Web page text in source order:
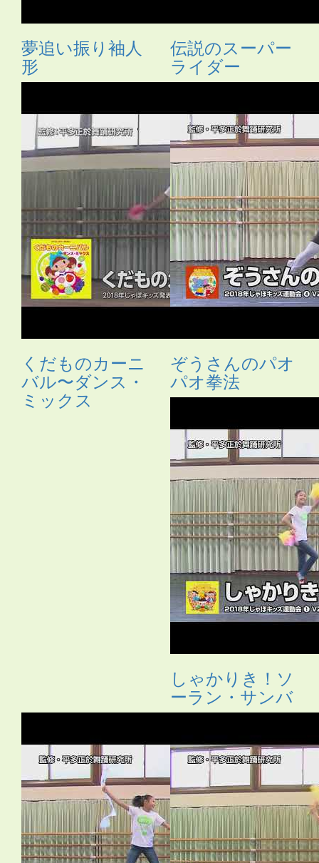
頭・鳴子・鳶口（とびぐち）・
夢追い振り袖人
形
伝説のスーパー
ライダー
くだものカーニ
バル〜ダンス・
ミックス
ぞうさんのパオ
パオ拳法
しゃかりき！ソ
ーラン・サンバ